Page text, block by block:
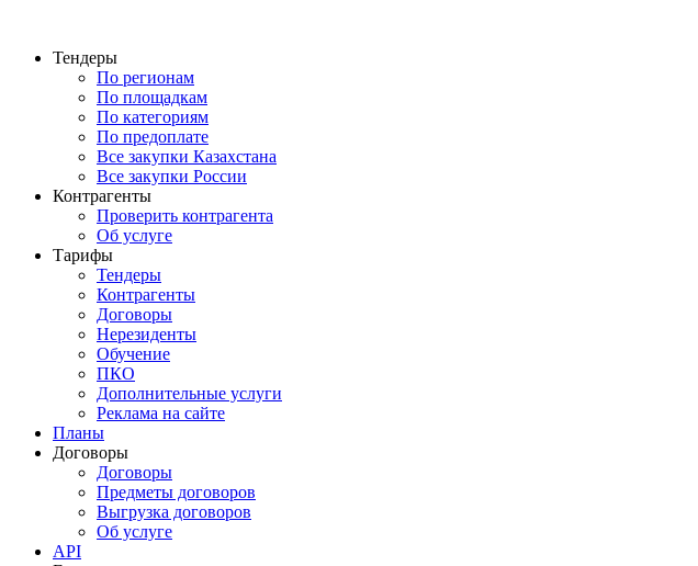
Тендеры
По регионам
По площадкам
По категориям
По предоплате
Все закупки Казахстана
Все закупки России
Контрагенты
Проверить контрагента
Об услуге
Тарифы
Тендеры
Контрагенты
Договоры
Нерезиденты
Обучение
ПКО
Дополнительные услуги
Реклама на сайте
Планы
Договоры
Договоры
Предметы договоров
Выгрузка договоров
Об услуге
API